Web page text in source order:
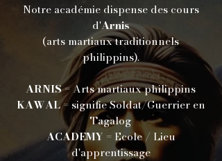
Notre académie dispense des cours
d'Arnis
(arts martiaux traditionnels
philippins).
ARNIS= Arts martiaux philippins
KAWAL= signifie Soldat/Guerrier en
Tagalog
ACADEMY = Ecole / Lieu
d'apprentissage